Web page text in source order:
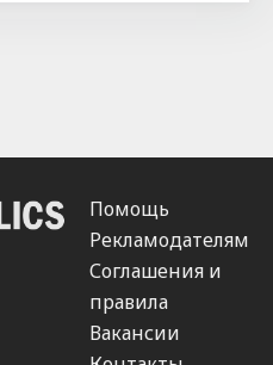
Помощь
Рекламодателям
Соглашения и
правила
Вакансии